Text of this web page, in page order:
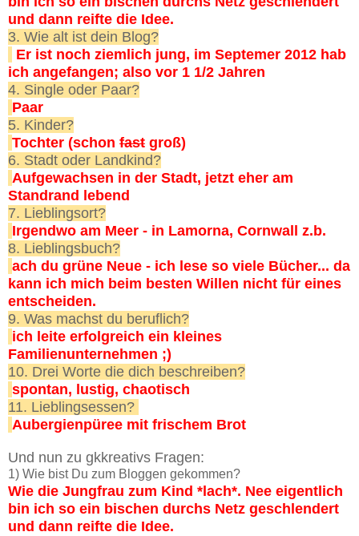
und dann reifte die Idee.
3. Wie alt ist dein Blog?
Er ist noch ziemlich jung, im Septemer 2012 hab
ich angefangen; also vor 1 1/2 Jahren
4. Single oder Paar?
Paar
5. Kinder?
Tochter (schon fast groß)
6. Stadt oder Landkind?
Aufgewachsen in der Stadt, jetzt eher am
Standrand lebend
7. Lieblingsort?
Irgendwo am Meer - in Lamorna, Cornwall z.b.
8. Lieblingsbuch?
ach du grüne Neue - ich lese so viele Bücher... da
kann ich mich beim besten Willen nicht für eines
entscheiden.
9. Was machst du beruflich?
ich leite erfolgreich ein kleines
Familienunternehmen ;)
10. Drei Worte die dich beschreiben?
spontan, lustig, chaotisch
11. Lieblingsessen?
Aubergienpüree mit frischem Brot
Und nun zu gkkreativs Fragen:
1) Wie bist Du zum Bloggen gekommen?
Wie die Jungfrau zum Kind *lach*. Nee eigentlich
bin ich so ein bischen durchs Netz geschlendert
und dann reifte die Idee.